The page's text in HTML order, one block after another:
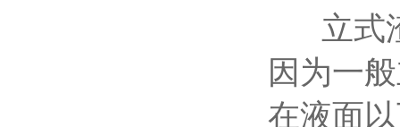
立式渣
因为一
在液面